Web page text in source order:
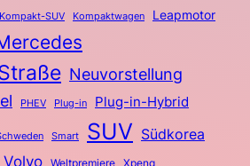
Kompakt-SUV Kompaktwagen Leapmotor
Neuvorstellung
PHEV Plug-in Plug-in-Hybrid
Smart SUV Südkorea
Volvo Weltpremiere Xpeng